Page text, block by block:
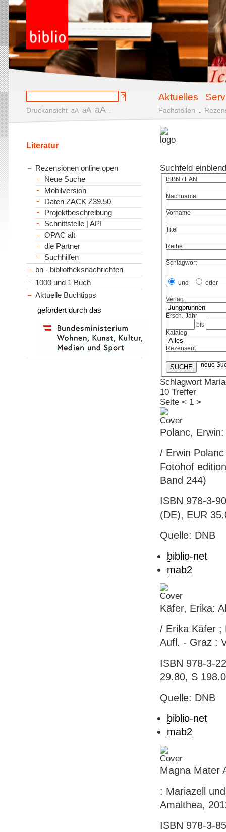
Aktuelles
Druckansicht aA aA aA Fachstellen
Suchfeld
ISBN / EAN
Nachname
Vorname
Titel
Reihe
Schlagwort
und oder
Verlag
Ersch.-Jahr
bis
Katalog
Rezensent
neue
Schlagwort
10 Treffer
Seite < 1 >
Polanc,
/ Erwin
Fotohof
Band 244)
ISBN 978-3-
(DE), EUR
Quelle: DNB
biblio-net
mab2
Käfer, Erika:
/ Erika Käfer ;
Aufl. - Graz :
ISBN 978-3-
29.80, S
Quelle: DNB
biblio-net
mab2
Magna Mater
: Mariazell
Amalthea,
ISBN 978-3-
Literatur
Rezensionen online open
Neue Suche
Mobilversion
Daten ZACK Z39.50
Projektbeschreibung
Schnittstelle | API
OPAC alt
die Partner
Suchhilfen
bn - bibliotheksnachrichten
1000 und 1 Buch
Aktuelle Buchtipps
gefördert durch das